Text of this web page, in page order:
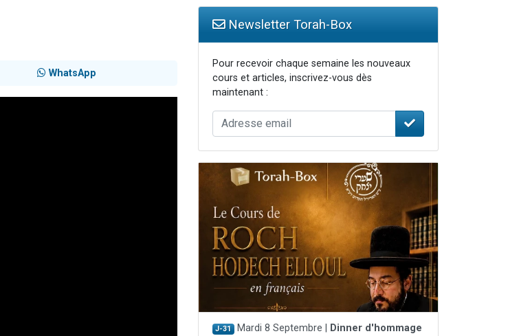
WhatsApp
Newsletter Torah-Box
Pour recevoir chaque semaine les nouveaux
cours et articles, inscrivez-vous dès
maintenant :
J-31 Mardi 8 Septembre |
Dinner d'hommage